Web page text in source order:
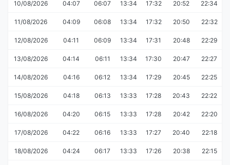
10/08/2026 04:07 06:07 13:34 17:32 20:52 22:34
11/08/2026 04:09 06:08 13:34 17:32 20:50 22:32
12/08/2026 04:11 06:09 13:34 17:31 20:48 22:29
13/08/2026 04:14 06:11 13:34 17:30 20:47 22:27
14/08/2026 04:16 06:12 13:34 17:29 20:45 22:25
15/08/2026 04:18 06:13 13:33 17:28 20:43 22:22
16/08/2026 04:20 06:15 13:33 17:28 20:42 22:20
17/08/2026 04:22 06:16 13:33 17:27 20:40 22:18
18/08/2026 04:24 06:17 13:33 17:26 20:38 22:15